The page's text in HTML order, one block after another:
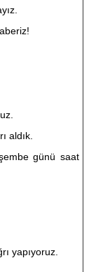
aldık.
günü saat
yapıyoruz.